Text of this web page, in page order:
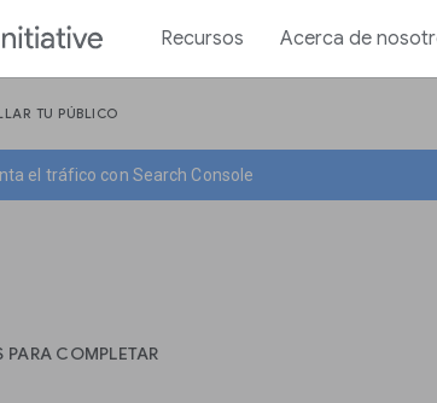
Recursos Acerca de
TU PÚBLICO
el tráfico con Search Console
PARA COMPLETAR